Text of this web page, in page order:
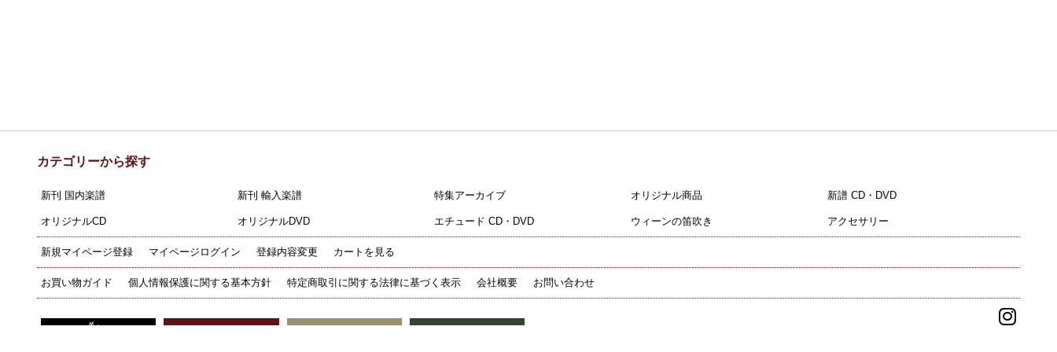
カテゴリーから探す
新刊 国内楽譜 新刊 輸入楽譜 特集アーカイブ オリジナル商品 新譜 CD・DVD
オリジナルCD オリジナルDVD エチュード CD・DVD ウィーンの笛吹き アクセサリー
新規マイページ登録 マイページログイン 登録内容変更 カートを見る
お買い物ガイド 個人情報保護に関する基本方針 特定商取引に関する法律に基づく表示 会社概要 お問い合わせ